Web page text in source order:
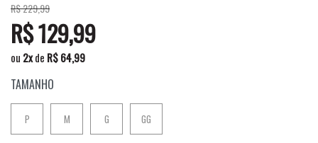
R$ 229,99
R$ 129,99
ou 2xde R$ 64,99
TAMANHO
P M G GG